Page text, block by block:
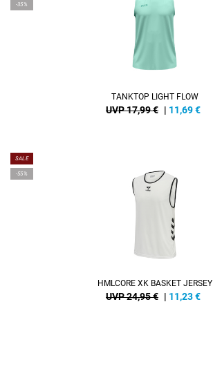
-35%
TANKTOP LIGHT FLOW
UVP 17,99 € | 11,69€
SALE
-55%
HMLCORE XK BASKET JERSEY
UVP 24,95 € | 11,23€